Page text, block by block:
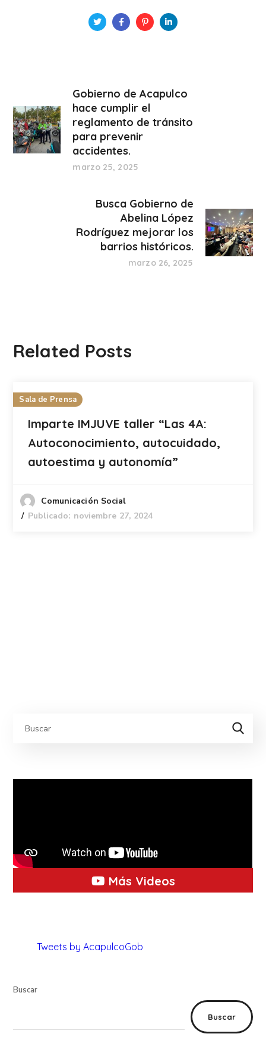
Gobierno de Acapulco
hace cumplir el
reglamento de tránsito
para prevenir
accidentes.
marzo 25, 2025
Busca Gobierno de
Abelina López
Rodríguez mejorar los
barrios históricos.
marzo 26, 2025
Related Posts
Sala de Prensa
Imparte IMJUVE taller “Las 4A:
Autoconocimiento, autocuidado,
autoestima y autonomía”
Comunicación Social
Publicado: noviembre 27, 2024
Más Videos
Tweets by AcapulcoGob
Buscar
Buscar